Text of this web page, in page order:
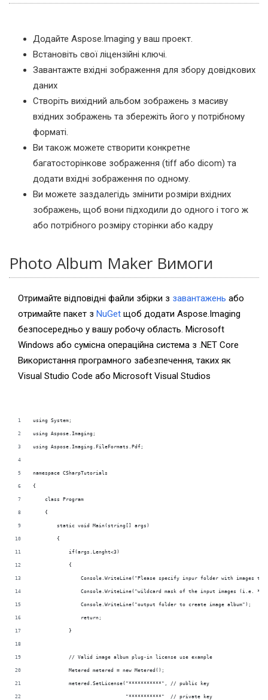
Додайте Aspose.Imaging у ваш проект.
Встановіть свої ліцензійні ключі.
Завантажте вхідні зображення для збору довідкових
даних
Створіть вихідний альбом зображень з масиву
вхідних зображень та збережіть його у потрібному
форматі.
Ви також можете створити конкретне
багатосторінкове зображення (tiff або dicom) та
додати вхідні зображення по одному.
Ви можете заздалегідь змінити розміри вхідних
зображень, щоб вони підходили до одного і того ж
або потрібного розміру сторінки або кадру
Photo Album Maker Вимоги
Отримайте відповідні файли збірки з завантажень або
отримайте пакет з NuGet щоб додати Aspose.Imaging
безпосередньо у вашу робочу область. Microsoft
Windows або сумісна операційна система з .NET Core
Використання програмного забезпечення, таких як
Visual Studio Code або Microsoft Visual Studios
using System;
using Aspose.Imaging;
using Aspose.Imaging.FileFormats.Pdf;
namespace CSharpTutorials
{
    class Program
    {
        static void Main(string[] args)
        {
            if(args.Lenght<3)
            {
Console.WriteLine("Please specify inpur folder with images to
Console.WriteLine("wildcard mask of the input images (i.e.
                Console.WriteLine("output folder to create image album");
                return;
            }
            // Valid image album plug-in license use example
            Metered metered = new Metered();
            metered.SetLicense("***********", // public key
                               "***********"  // private key